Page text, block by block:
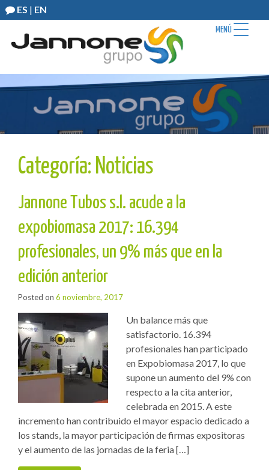
ES | EN
Categoría: Noticias
Jannone Tubos s.l. acude a la
expobiomasa 2017: 16.394
profesionales, un 9% más que en la
edición anterior
Posted on 6 noviembre, 2017
Un balance más que
satisfactorio. 16.394
profesionales han participado
en Expobiomasa 2017, lo que
supone un aumento del 9% con
respecto a la cita anterior,
celebrada en 2015. A este
incremento han contribuido el mayor espacio dedicado a
los stands, la mayor participación de firmas expositoras
y el aumento de las jornadas de la feria […]
MENÚ